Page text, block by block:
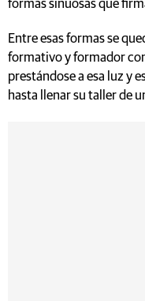
formas sinuosas que
Entre esas formas se
formativo y formador
prestándose a esa luz y
hasta llenar su taller de